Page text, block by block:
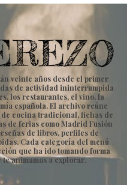
veinte años desde el primer
de actividad ininterrumpida
los restaurantes, el vino, la
española. El archivo reúne
de cocina tradicional, fichas de
de ferias como Madrid Fusión
de libros, perfiles de
Cada categoría del menú
que ha ido tomando forma
te animamos a explorar.